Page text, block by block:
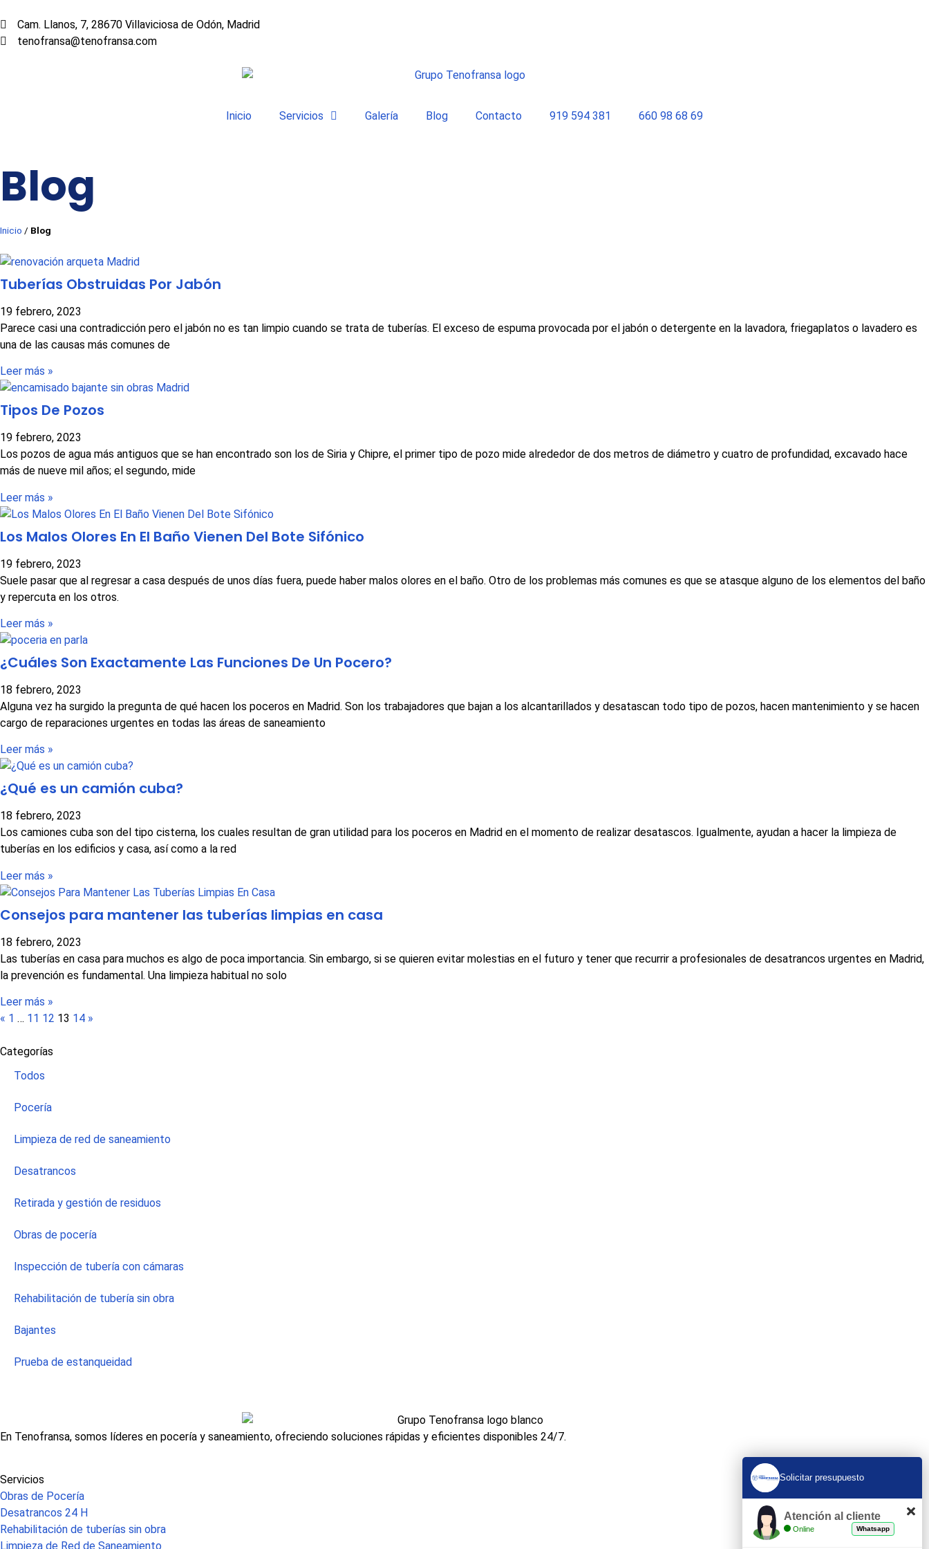
Cam. Llanos, 7, 28670 Villaviciosa de Odón, Madrid
tenofransa@tenofransa.com
Inicio Servicios Galería Blog Contacto 919 594 381 660 98 68 69
Blog
Inicio / Blog
Tuberías Obstruidas Por Jabón
19 febrero, 2023
Parece casi una contradicción pero el jabón no es tan limpio cuando se trata de tuberías. El exceso de espuma provocada por el jabón o detergente en la lavadora, friegaplatos o lavadero es
una de las causas más comunes de
Leer más »
Tipos De Pozos
19 febrero, 2023
Los pozos de agua más antiguos que se han encontrado son los de Siria y Chipre, el primer tipo de pozo mide alrededor de dos metros de diámetro y cuatro de profundidad, excavado hace
más de nueve mil años; el segundo, mide
Leer más »
Los Malos Olores En El Baño Vienen Del Bote Sifónico
19 febrero, 2023
Suele pasar que al regresar a casa después de unos días fuera, puede haber malos olores en el baño. Otro de los problemas más comunes es que se atasque alguno de los elementos del baño
y repercuta en los otros.
Leer más »
¿Cuáles Son Exactamente Las Funciones De Un Pocero?
18 febrero, 2023
Alguna vez ha surgido la pregunta de qué hacen los poceros en Madrid. Son los trabajadores que bajan a los alcantarillados y desatascan todo tipo de pozos, hacen mantenimiento y se hacen
cargo de reparaciones urgentes en todas las áreas de saneamiento
Leer más »
¿Qué es un camión cuba?
18 febrero, 2023
Los camiones cuba son del tipo cisterna, los cuales resultan de gran utilidad para los poceros en Madrid en el momento de realizar desatascos. Igualmente, ayudan a hacer la limpieza de
tuberías en los edificios y casa, así como a la red
Leer más »
Consejos para mantener las tuberías limpias en casa
18 febrero, 2023
Las tuberías en casa para muchos es algo de poca importancia. Sin embargo, si se quieren evitar molestias en el futuro y tener que recurrir a profesionales de desatrancos urgentes en Madrid,
la prevención es fundamental. Una limpieza habitual no solo
Leer más »
« 1 … 11 12 13 14 »
Categorías
Todos
Pocería
Limpieza de red de saneamiento
Desatrancos
Retirada y gestión de residuos
Obras de pocería
Inspección de tubería con cámaras
Rehabilitación de tubería sin obra
Bajantes
Prueba de estanqueidad
En Tenofransa, somos líderes en pocería y saneamiento, ofreciendo soluciones rápidas y eficientes disponibles 24/7.
Servicios
Obras de Pocería
Desatrancos 24 H
Rehabilitación de tuberías sin obra
Limpieza de Red de Saneamiento
Solicitar presupuesto
Atención al cliente
Online Whatsapp